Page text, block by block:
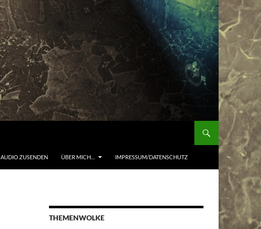
AUDIO ZUSENDEN ÜBER MICH… IMPRESSUM/DATENSCHUTZ
THEMENWOLKE